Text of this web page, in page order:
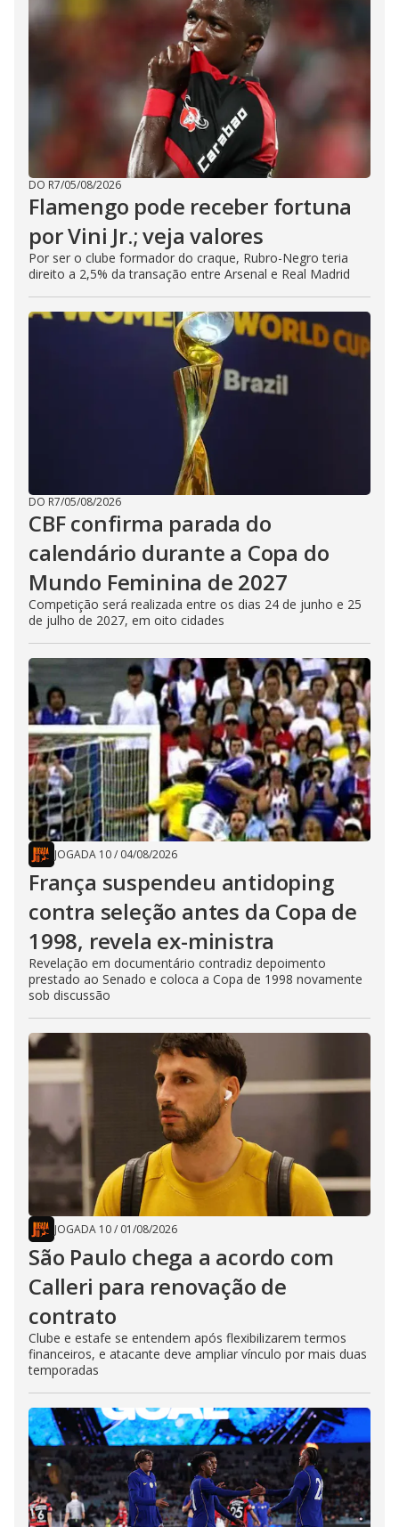
DO R7/05/08/2026
Flamengo pode receber fortuna
por Vini Jr.; veja valores
Por ser o clube formador do craque, Rubro-Negro teria
direito a 2,5% da transação entre Arsenal e Real Madrid
DO R7/05/08/2026
CBF confirma parada do
calendário durante a Copa do
Mundo Feminina de 2027
Competição será realizada entre os dias 24 de junho e 25
de julho de 2027, em oito cidades
JOGADA 10/ 04/08/2026
França suspendeu antidoping
contra seleção antes da Copa de
1998, revela ex-ministra
Revelação em documentário contradiz depoimento
prestado ao Senado e coloca a Copa de 1998 novamente
sob discussão
JOGADA 10/ 01/08/2026
São Paulo chega a acordo com
Calleri para renovação de
contrato
Clube e estafe se entendem após flexibilizarem termos
financeiros, e atacante deve ampliar vínculo por mais duas
temporadas